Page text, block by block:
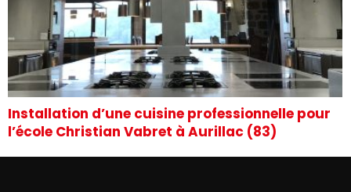
Installation d’une cuisine professionnelle pour
l’école Christian Vabret à Aurillac (83)